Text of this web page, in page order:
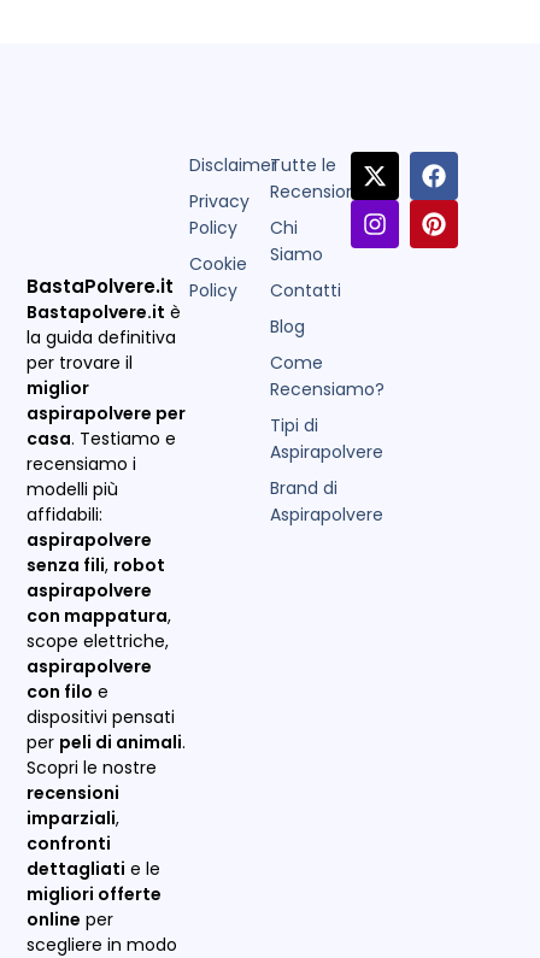
BastaPolvere.it
Bastapolvere.it è
la guida definitiva
per trovare il
miglior
aspirapolvere per
casa. Testiamo e
recensiamo i
modelli più
affidabili:
aspirapolvere
senza fili, robot
aspirapolvere
con mappatura,
scope elettriche,
aspirapolvere
con filo e
dispositivi pensati
per peli di animali.
Scopri le nostre
recensioni
imparziali,
confronti
dettagliati e le
migliori offerte
online per
scegliere in modo
Tutte le
Recensioni
Chi
Siamo
Contatti
Blog
Come
Recensiamo?
Tipi di
Aspirapolvere
Brand di
Aspirapolvere
Disclaimer
Privacy
Policy
Cookie
Policy